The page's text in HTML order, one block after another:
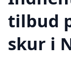
tilbud
skur i